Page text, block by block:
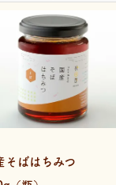
そばはちみつ